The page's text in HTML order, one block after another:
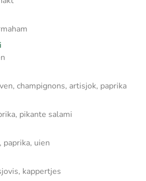
champignons, artisjok, paprika
pikante salami
paprika, uien
kappertjes